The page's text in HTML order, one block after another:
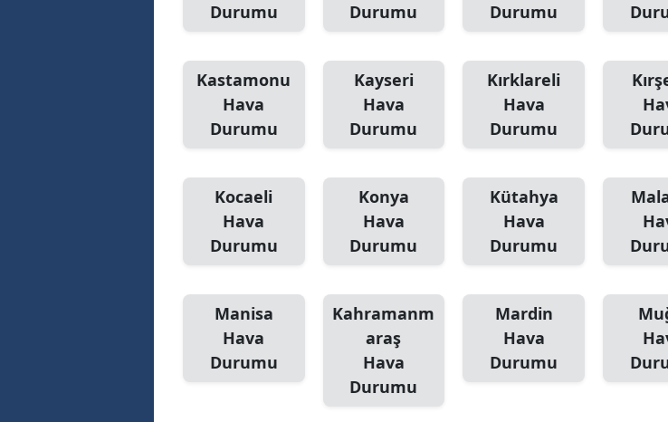
Durumu
Durumu
Durumu
Kastamonu
Hava
Durumu
Kayseri
Hava
Durumu
Kırklareli
Hava
Durumu
Kocaeli
Hava
Durumu
Konya
Hava
Durumu
Kütahya
Hava
Durumu
Manisa
Hava
Durumu
Kahramanm
araş
Hava
Durumu
Mardin
Hava
Durumu